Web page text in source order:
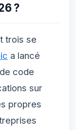
?
trois se
a lancé
code
sur
propres